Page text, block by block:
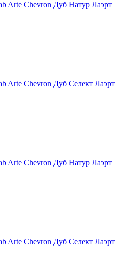
Arte Chevron Дуб Натур Лаэрт
Arte Chevron Дуб Селект Лаэрт
Arte Chevron Дуб Натур Лаэрт
Arte Chevron Дуб Селект Лаэрт